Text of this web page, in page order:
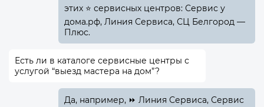
этих ⭐ сервисных центров: Сервис у
дома.рф, Линия Сервиса, СЦ Белгород —
Плюс.
Есть ли в каталоге сервисные центры с
услугой “выезд мастера на дом”?
Да, например, ⏩ Линия Сервиса, Сервис